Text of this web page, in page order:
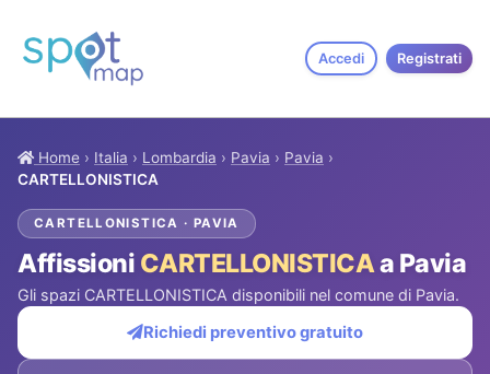
Accedi Registrati
Home › Italia › Lombardia › Pavia › Pavia ›
CARTELLONISTICA
CARTELLONISTICA · PAVIA
Affissioni CARTELLONISTICAa Pavia
Gli spazi CARTELLONISTICA disponibili nel comune di Pavia.
Richiedi preventivo gratuito